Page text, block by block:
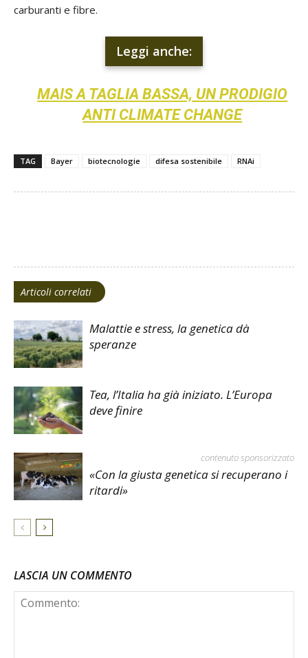
carburanti e fibre.
Leggi anche:
MAIS A TAGLIA BASSA, UN PRODIGIO
ANTI CLIMATE CHANGE
TAG Bayer biotecnologie difesa sostenibile RNAi
Articoli correlati
Malattie e stress, la genetica dà
speranze
Tea, l’Italia ha già iniziato. L’Europa
deve finire
contenuto sponsorizzato
«Con la giusta genetica si recuperano i
ritardi»
LASCIA UN COMMENTO